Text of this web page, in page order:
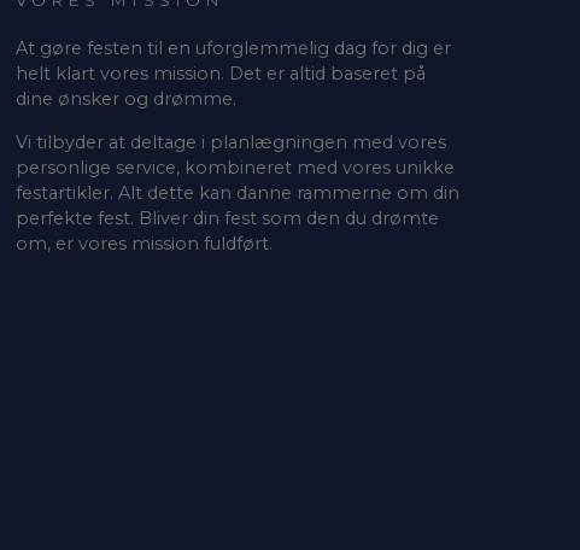
At gøre festen til en uforglemmelig dag for dig er
helt klart vores mission. Det er altid baseret på
dine ønsker og drømme.
Vi tilbyder at deltage i planlægningen med vores
personlige service, kombineret med vores unikke
festartikler. Alt dette kan danne rammerne om din
perfekte fest. Bliver din fest som den du drømte
om, er vores mission fuldført.